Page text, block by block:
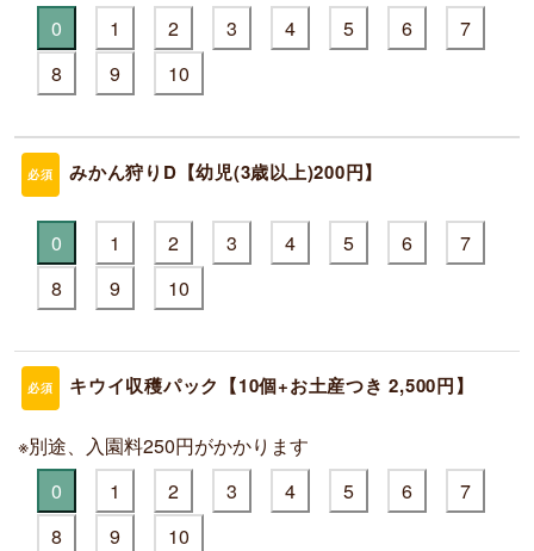
0 1 2 3 4 5 6
7
8
9 10
必須 みかん狩りD【幼児(3歳以上)200円】
0 1 2 3 4 5 6
7
8
9 10
必須 キウイ収穫パック【10個+お土産つき 2,500円】
※別途、入園料250円がかかります
0
1 2 3 4 5 6
7
8
9 10